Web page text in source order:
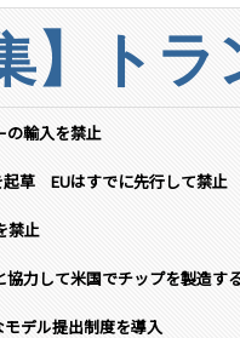
】ト
の輸入を禁止
起草 EUはすでに先行して禁止
禁止
力して米国でチップを製造す
デル提出制度を導入